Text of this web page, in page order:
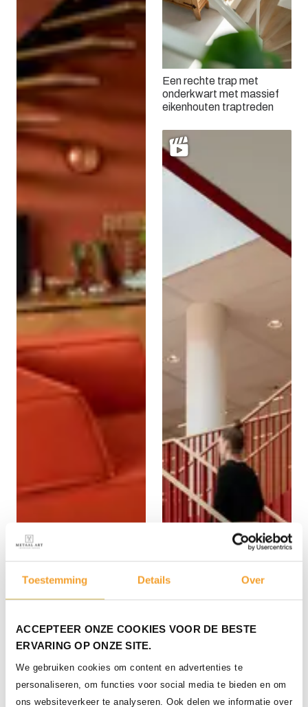
Toestemming Details Over
ACCEPTEER ONZE COOKIES VOOR DE BESTE
ERVARING OP ONZE SITE.
We gebruiken cookies om content en advertenties te
personaliseren, om functies voor social media te bieden en om
ons websiteverkeer te analyseren. Ook delen we informatie over
Zwevende stalen
steektrap met eikenhouten
treden
Een rechte trap met
onderkwart met massief
eikenhouten traptreden